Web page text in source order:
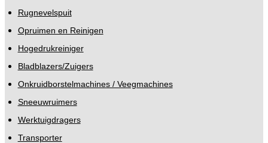
Rugnevelspuit
Opruimen en Reinigen
Hogedrukreiniger
Bladblazers/Zuigers
Onkruidborstelmachines / Veegmachines
Sneeuwruimers
Werktuigdragers
Transporter